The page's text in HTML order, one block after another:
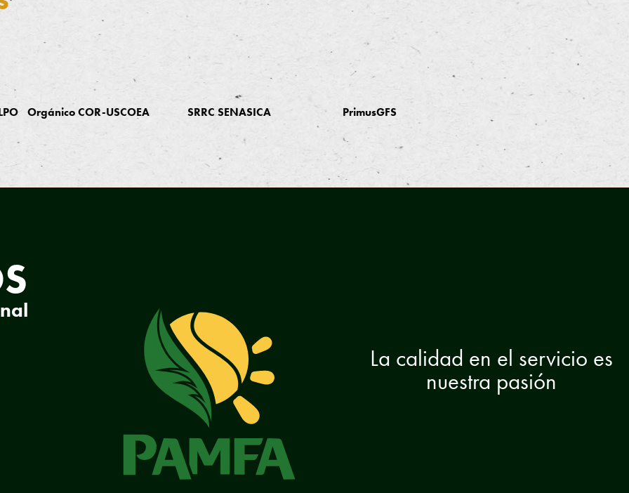
Orgánico COR-USCOEA SRRC SENASICA PrimusGFS
La calidad en el servicio es
nuestra pasión